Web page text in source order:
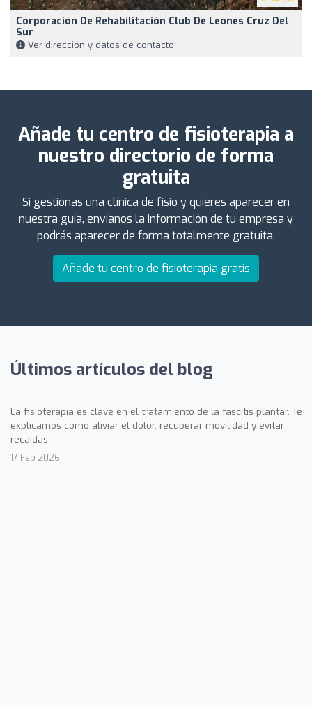
Corporación De Rehabilitación Club De Leones Cruz Del
Sur
Ver dirección y datos de contacto
Añade tu centro de fisioterapia a
nuestro directorio de forma
gratuita
Si gestionas una clínica de fisio y quieres aparecer en
nuestra guía, envíanos la información de tu empresa y
podrás aparecer de forma totalmente gratuita.
Añade tu centro de fisioterapia gratis
Últimos artículos del blog
La fisioterapia es clave en el tratamiento de la fascitis plantar. Te
explicamos cómo aliviar el dolor, recuperar movilidad y evitar
recaídas.
17 Feb 2026